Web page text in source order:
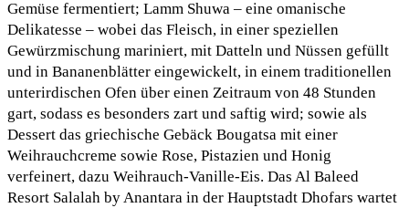
Gemüse fermentiert; Lamm Shuwa – eine omanische
Delikatesse – wobei das Fleisch, in einer speziellen
Gewürzmischung mariniert, mit Datteln und Nüssen gefüllt
und in Bananenblätter eingewickelt, in einem traditionellen
unterirdischen Ofen über einen Zeitraum von 48 Stunden
gart, sodass es besonders zart und saftig wird; sowie als
Dessert das griechische Gebäck Bougatsa mit einer
Weihrauchcreme sowie Rose, Pistazien und Honig
verfeinert, dazu Weihrauch-Vanille-Eis. Das Al Baleed
Resort Salalah by Anantara in der Hauptstadt Dhofars wartet